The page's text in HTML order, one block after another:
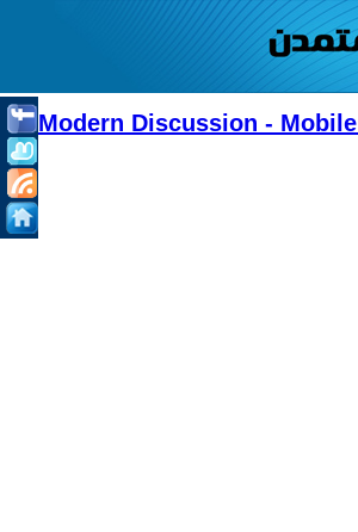
Modern Discussion - Mobile